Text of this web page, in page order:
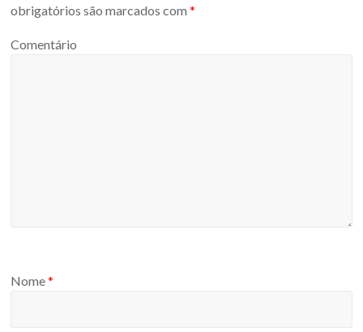
obrigatórios são marcados com*
Comentário
Nome*